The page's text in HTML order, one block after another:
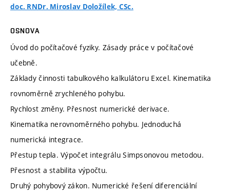
doc. RNDr. Miroslav Doložílek, CSc.
OSNOVA
Úvod do počítačové fyziky. Zásady práce v počítačové
učebně.
Základy činnosti tabulkového kalkulátoru Excel. Kinematika
rovnoměrně zrychleného pohybu.
Rychlost změny. Přesnost numerické derivace.
Kinematika nerovnoměrného pohybu. Jednoduchá
numerická integrace.
Přestup tepla. Výpočet integrálu Simpsonovou metodou.
Přesnost a stabilita výpočtu.
Druhý pohybový zákon. Numerické řešení diferenciální